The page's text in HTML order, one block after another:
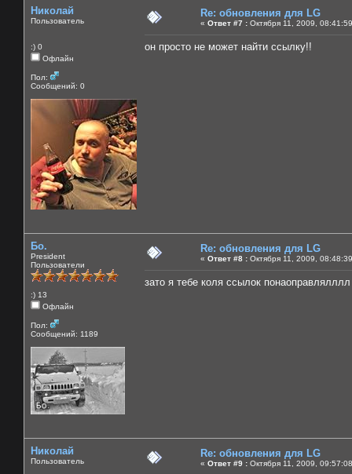
Николай
Пользователь
:) 0
Офлайн
Пол:
Сообщений: 0
Re: обновления для LG
« Ответ #7 : Октября 11, 2009,
он просто не может найти ссылку!!
Бо.
President
Пользователи
:) 13
Офлайн
Пол:
Сообщений: 1189
Re: обновления для LG
« Ответ #8 : Октября 11, 2009,
зато я тебе коля ссылок понаоправлялллл
Николай
Пользователь
Re: обновления для LG
« Ответ #9 : Октября 11, 2009,